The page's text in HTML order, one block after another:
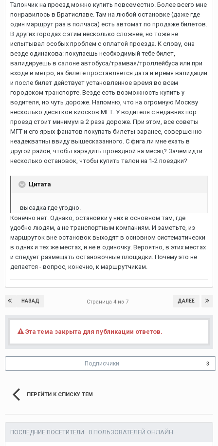
Талончик на проезд можно купить повсеместно. Более всего мне
понравилось в Братиславе. Там на любой остановке (даже где
один маршрут раз в полчаса) есть автомат по продаже билетов.
В других городах с этим несколько сложнее, но тоже не
испытывал особых проблем с оплатой проезда. К слову, она
везде одинакова: покупаешь необходимый тебе билет,
валидируешь в салоне автобуса/трамвая/троллейбуса или при
входе в метро, на билете проставляется дата и время валидации
и после билет действует установленное время во всем
городском транспорте. Везде есть возможность купить у
водителя, но чуть дороже. Напомню, что на огромную Москву
несколько десятков киосков МГТ. У водителя с недавних пор
проезд стоит минимум в 2 раза дороже. При этом, все советы
МГТ и его ярых фанатов покупать билеты заранее, совершенно
неадекватны ввиду вышесказанного. С фига ли мне ехать в
другой район, чтобы зарядить проездной на месяц? Зачем идти
несколько остановок, чтобы купить талон на 1-2 поездки?
Цитата
высадка где угодно.
Конечно нет. Однако, остановки у них в основном там, где
удобно людям, а не транспортным компаниям. И заметьте, из
маршруток вне остановок выходят в основном систематически
в одних и тех же местах, и не в одиночку. Вероятно, в этих местах
и следует размещать остановочные площадки. Почему это не
делается - вопрос, конечно, к маршрутчикам.
НАЗАД ДАЛЕЕ
Страница 4 из 7
Эта тема закрыта для публикации ответов.
Подписчики 3
ПЕРЕЙТИ К СПИСКУ ТЕМ
ПОСЛЕДНИЕ ПОСЕТИТЕЛИ 0 ПОЛЬЗОВАТЕЛЕЙ ОНЛАЙН